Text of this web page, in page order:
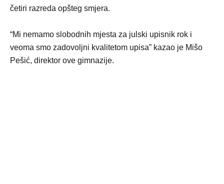
četiri razreda opšteg smjera.
“Mi nemamo slobodnih mjesta za julski upisnik rok i
veoma smo zadovoljni kvalitetom upisa” kazao je Mišo
Pešić, direktor ove gimnazije.